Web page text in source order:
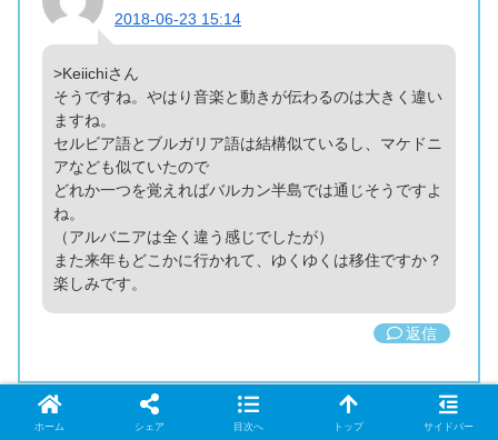
2018-06-23 15:14
>Keiichiさん
そうですね。やはり音楽と動きが伝わるのは大きく違い
ますね。
セルビア語とブルガリア語は結構似ているし、マケドニ
アなども似ていたので
どれか一つを覚えればバルカン半島では通じそうですよ
ね。
（アルバニアは全く違う感じでしたが）
また来年もどこかに行かれて、ゆくゆくは移住ですか？
楽しみです。
返信
コメントを書き込む
ホーム シェア 目次へ トップ サイドバー